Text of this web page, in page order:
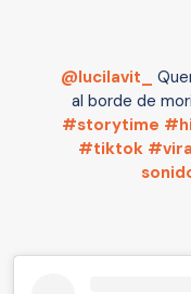
@lucilavit_
al borde de
#storytime
#tiktok